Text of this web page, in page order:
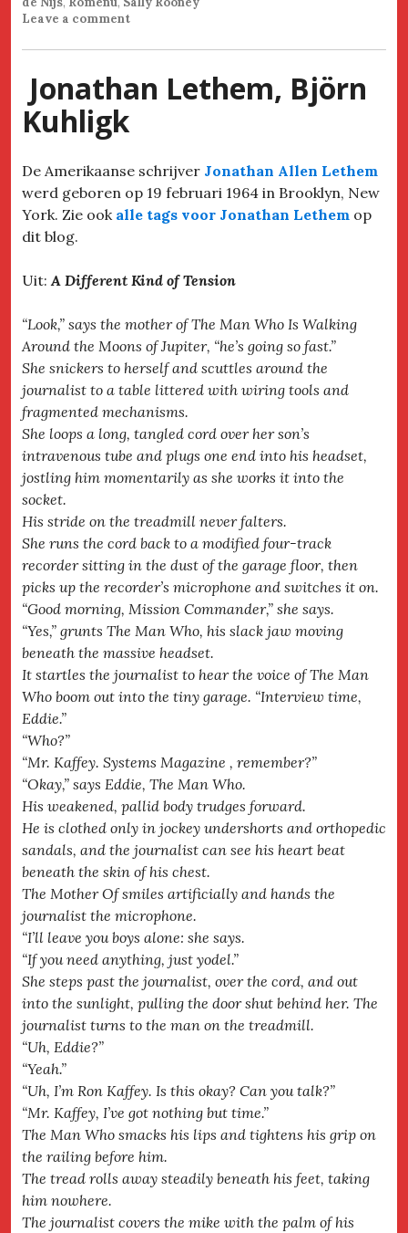
Leave a comment
Jonathan Lethem, Björn
Kuhligk
De Amerikaanse schrijver Jonathan Allen Lethem
werd geboren op 19 februari 1964 in Brooklyn, New
York. Zie ook alle tags voor Jonathan Lethem op
dit blog.
Uit: A Different Kind of Tension
“Look,” says the mother of The Man Who Is Walking
Around the Moons of Jupiter, “he’s going so fast.”
She snickers to herself and scuttles around the
journalist to a table littered with wiring tools and
fragmented mechanisms.
She loops a long, tangled cord over her son’s
intravenous tube and plugs one end into his headset,
jostling him momentarily as she works it into the
socket.
His stride on the treadmill never falters.
She runs the cord back to a modified four-track
recorder sitting in the dust of the garage floor, then
picks up the recorder’s microphone and switches it on.
“Good morning, Mission Commander,” she says.
“Yes,” grunts The Man Who, his slack jaw moving
beneath the massive headset.
It startles the journalist to hear the voice of The Man
Who boom out into the tiny garage. “Interview time,
Eddie.”
“Who?”
“Mr. Kaffey. Systems Magazine , remember?”
“Okay,” says Eddie, The Man Who.
His weakened, pallid body trudges forward.
He is clothed only in jockey undershorts and orthopedic
sandals, and the journalist can see his heart beat
beneath the skin of his chest.
The Mother Of smiles artificially and hands the
journalist the microphone.
“I’ll leave you boys alone: she says.
“If you need anything, just yodel.”
She steps past the journalist, over the cord, and out
into the sunlight, pulling the door shut behind her. The
journalist turns to the man on the treadmill.
“Uh, Eddie?”
“Yeah.”
“Uh, I’m Ron Kaffey. Is this okay? Can you talk?”
“Mr. Kaffey, I’ve got nothing but time.”
The Man Who smacks his lips and tightens his grip on
the railing before him.
The tread rolls away steadily beneath his feet, taking
him nowhere.
The journalist covers the mike with the palm of his